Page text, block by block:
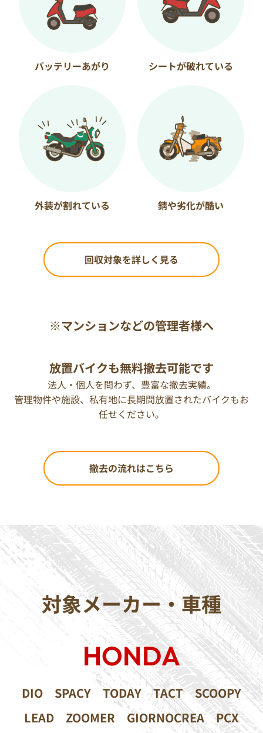
バッテリーあがり シートが破れている
外装が割れている 錆や劣化が酷い
回収対象を詳しく見る
※マンションなどの管理者様へ
放置バイクも無料撤去可能です
法人・個人を問わず、豊富な撤去実績。
管理物件や施設、私有地に長期間放置されたバイクもお
任せください。
撤去の流れはこちら
対象メーカー・車種
HONDA
DIO SPACY TODAY TACT
SCOOPY
LEAD
ZOOMER GIORNOCREA
PCX